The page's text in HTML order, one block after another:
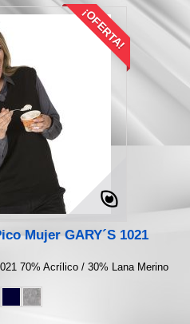
¡OFERTA!
Mujer GARY´S 1021
70% Acrílico / 30% Lana Merino